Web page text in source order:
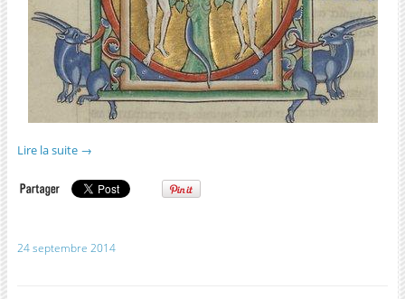
Lire la suite →
24 septembre 2014